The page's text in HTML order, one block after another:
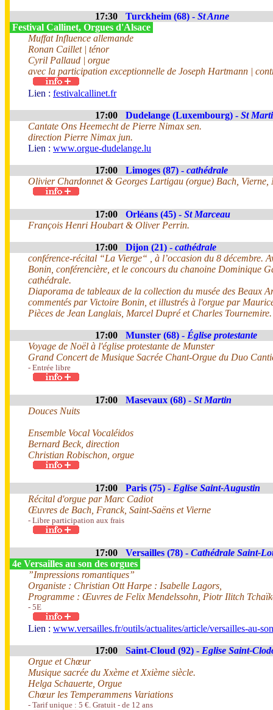
17:30 Turckheim (68) - St Anne
Festival Callinet, Orgues d'Alsace
Muffat Influence allemande
Ronan Caillet | ténor
Cyril Pallaud | orgue
avec la participation exceptionnelle de Joseph Hartmann |
Lien : festivalcallinet.fr
17:00 Dudelange (Luxembourg) - St
Cantate Ons Heemecht de Pierre Nimax sen.
direction Pierre Nimax jun.
Lien : www.orgue-dudelange.lu
17:00 Limoges (87) - cathédrale
Olivier Chardonnet & Georges Lartigau (orgue) Bach, Vierne,
17:00 Orléans (45) - St Marceau
François Henri Houbart & Oliver Perrin.
17:00 Dijon (21) - cathédrale
conférence-récital “La Vierge“ , à l’occasion du 8 décembre.
Bonin, conférencière, et le concours du chanoine Dominique
cathédrale.
Diaporama de tableaux de la collection du musée des Beaux
commentés par Victoire Bonin, et illustrés à l'orgue par
Pièces de Jean Langlais, Marcel Dupré et Charles Tournemire.
17:00 Munster (68) - Église protestante
Voyage de Noël à l'église protestante de Munster
Grand Concert de Musique Sacrée Chant-Orgue du Duo
- Entrée libre
17:00 Masevaux (68) - St Martin
Douces Nuits
Ensemble Vocal Vocaléidos
Bernard Beck, direction
Christian Robischon, orgue
17:00 Paris (75) - Eglise Saint-Augustin
Récital d'orgue par Marc Cadiot
Œuvres de Bach, Franck, Saint-Saëns et Vierne
- Libre participation aux frais
17:00 Versailles (78) - Cathédrale Saint-
4e Versailles au son des orgues
”Impressions romantiques”
Organiste : Christian Ott Harpe : Isabelle Lagors,
Programme : Œuvres de Felix Mendelssohn, Piotr Ilitch
- 5E
Lien : www.versailles.fr/outils/actualites/article/versailles-au-
17:00 Saint-Cloud (92) - Eglise Saint-
Orgue et Chœur
Musique sacrée du Xxème et Xxième siècle.
Helga Schauerte, Orgue
Chœur les Temperammens Variations
- Tarif unique : 5 €. Gratuit - de 12 ans